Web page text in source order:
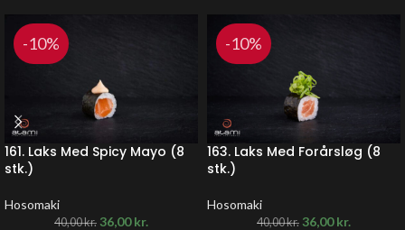
-10%
161. Laks Med Spicy Mayo (8
stk.)
Hosomaki
40,00kr. 36,00kr.
-10%
163. Laks Med Forårsløg (8
stk.)
Hosomaki
40,00kr. 36,00kr.